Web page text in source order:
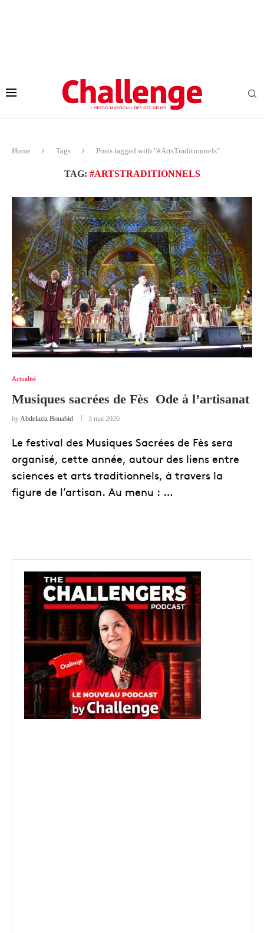
Home Tags Posts tagged with "#ArtsTraditionnels"
TAG: #ARTSTRADITIONNELS
Actualité
Musiques sacrées de Fès Ode à l’artisanat
byAbdelaziz Bouabid 3 mai 2026
Le festival des Musiques Sacrées de Fès sera
organisé, cette année, autour des liens entre
sciences et arts traditionnels, à travers la
figure de l’artisan. Au menu : …